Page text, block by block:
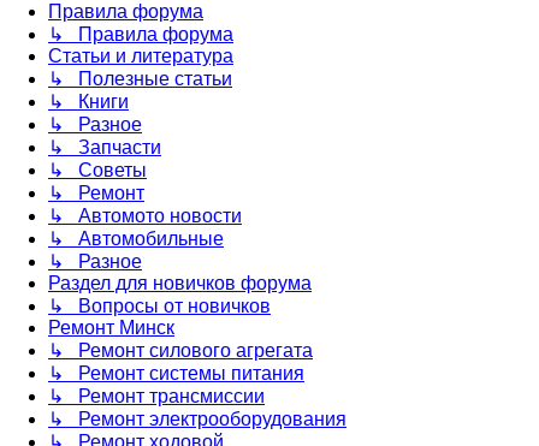
Правила форума
↳ Правила форума
Статьи и литература
↳ Полезные статьи
↳ Книги
↳ Разное
↳ Запчасти
↳ Советы
↳ Ремонт
↳ Автомото новости
↳ Автомобильные
↳ Разное
Раздел для новичков форума
↳ Вопросы от новичков
Ремонт Минск
↳ Ремонт силового агрегата
↳ Ремонт системы питания
↳ Ремонт трансмиссии
↳ Ремонт электрооборудования